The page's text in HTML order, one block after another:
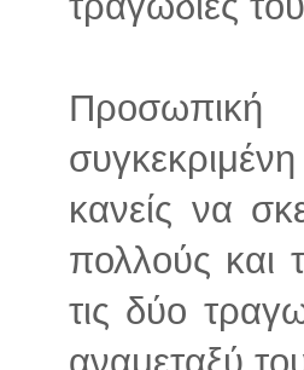
Προσωπική
κανείς να
πολλούς και
τις δύο
αναμεταξύ